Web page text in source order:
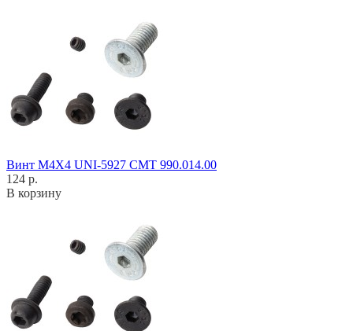
Винт M4X4 UNI-5927 CMT 990.014.00
124 р.
В корзину